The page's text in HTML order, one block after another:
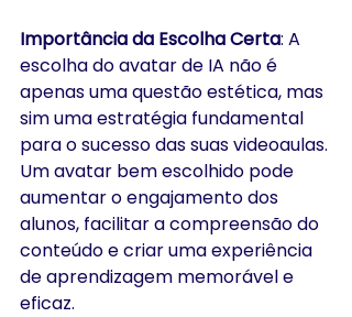
Importância da Escolha Certa: A
escolha do avatar de IA não é
apenas uma questão estética, mas
sim uma estratégia fundamental
para o sucesso das suas videoaulas.
Um avatar bem escolhido pode
aumentar o engajamento dos
alunos, facilitar a compreensão do
conteúdo e criar uma experiência
de aprendizagem memorável e
eficaz.